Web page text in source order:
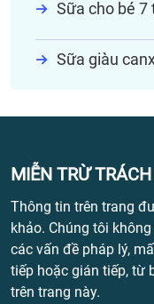
Sữa cho bé 7
Sữa giàu
MIỄN TRỪ
Thông tin trên trang
khảo. Chúng tôi
các vấn đề pháp lý,
tiếp hoặc gián tiếp, từ
trên trang này.